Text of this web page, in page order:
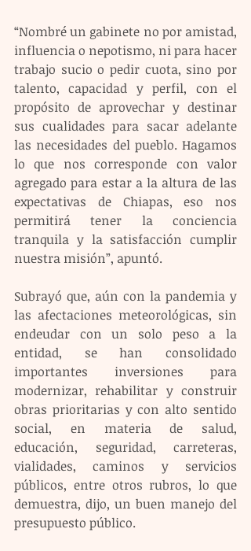
“Nombré un gabinete no por amistad,
influencia o nepotismo, ni para hacer
trabajo sucio o pedir cuota, sino por
talento, capacidad y perfil, con el
propósito de aprovechar y destinar
sus cualidades para sacar adelante
las necesidades del pueblo. Hagamos
lo que nos corresponde con valor
agregado para estar a la altura de las
expectativas de Chiapas, eso nos
permitirá tener la conciencia
tranquila y la satisfacción cumplir
nuestra misión”, apuntó.
Subrayó que, aún con la pandemia y
las afectaciones meteorológicas, sin
endeudar con un solo peso a la
entidad, se han consolidado
importantes inversiones para
modernizar, rehabilitar y construir
obras prioritarias y con alto sentido
social, en materia de salud,
educación, seguridad, carreteras,
vialidades, caminos y servicios
públicos, entre otros rubros, lo que
demuestra, dijo, un buen manejo del
presupuesto público.